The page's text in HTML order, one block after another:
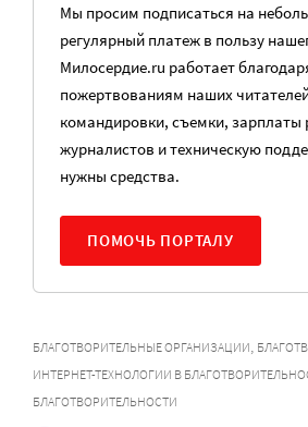
Мы просим подписаться на
регулярный платеж в пользу
Милосердие.ru работает
пожертвованиям наших
командировки, съемки, зарплаты
журналистов и техническую
нужны средства.
ПОМОЧЬ ПОРТАЛУ
БЛАГОТВОРИТЕЛЬНЫЕ ОРГАНИЗАЦИИ
ИНТЕРНЕТ-ТЕХНОЛОГИИ В
БЛАГОТВОРИТЕЛЬНОСТИ